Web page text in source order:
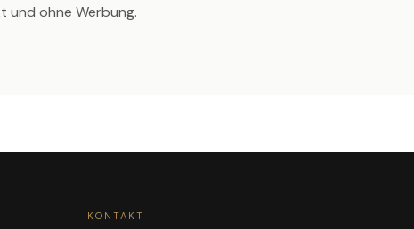
ohne Werbung.
KONTAKT